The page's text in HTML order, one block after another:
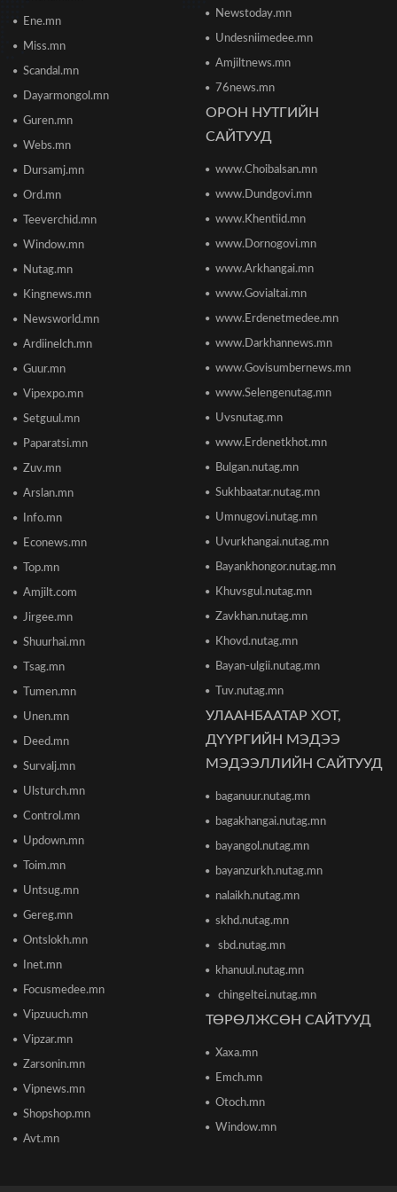
Б.Даваадалай: Уурхайн менежментээс
Сонсголгүй төрийн СОНСГОЛ-2
2026/06/19 10:17
Сонсголгүй төрийн СОНСГОЛ-2
Монгол Улсын дэлхийд өрсөлдөх чадвар 75
ТӨВҮҮДИЙН БАЙРШИЛ
2026/06/17 12:20
Отгонтэнгэр хайрханы тахилгад оролцохоор
ирж буй иргэдийн анхааралд
2026/06/16 15:28
Парламент хар тамхины хэргийн ялын
2026/06/16 15:49
Ши Жиньпин Монголд айлчилна
"The MongolZ" баг IEM Cologne Major-2026
тэмцээнийг гуравдугаар шатнаас өндөрлүүллээ
ТЦА: Согтуугаар автомашин жолоодож долоон
тээврийн хэрэгсэл мөргөсөн этгээдийг
2026/06/16 12:47
өсөлтийн төсөөллөө бууруулжээ
бодлогын хүүгээ өсгөжээ
2026/06/12 15:05
цацаж байгаа тул 10-14 хоног ойд чөлөөт
Улаанбаатар хотын инженер хангамжийн
Ene.mn
Miss.mn
Scandal.mn
Dayarmongol.mn
Guren.mn
Webs.mn
Dursamj.mn
Ord.mn
Teeverchid.mn
Window.mn
Nutag.mn
Kingnews.mn
Newsworld.mn
Ardiinelch.mn
Guur.mn
Vipexpo.mn
Setguul.mn
Paparatsi.mn
Zuv.mn
Arslan.mn
Info.mn
Econews.mn
Top.mn
Amjilt.com
Jirgee.mn
Shuurhai.mn
Tsag.mn
Tumen.mn
Unen.mn
Deed.mn
Survalj.mn
Ulsturch.mn
Control.mn
Updown.mn
Toim.mn
Untsug.mn
Gereg.mn
Ontslokh.mn
Inet.mn
Focusmedee.mn
Vipzuuch.mn
Vipzar.mn
Zarsonin.mn
Vipnews.mn
Shopshop.mn
Avt.mn
Newstoday.mn
Undesniimedee.mn
Amjiltnews.mn
76news.mn
ОРОН НУТГИЙН
САЙТУУД
www.Choibalsan.mn
www.Dundgovi.mn
www.Khentiid.mn
www.Dornogovi.mn
www.Arkhangai.mn
www.Govialtai.mn
www.Erdenetmedee.mn
www.Darkhannews.mn
www.Govisumbernews.mn
www.Selengenutag.mn
Uvsnutag.mn
www.Erdenetkhot.mn
Bulgan.nutag.mn
Sukhbaatar.nutag.mn
Umnugovi.nutag.mn
Uvurkhangai.nutag.mn
Bayankhongor.nutag.mn
Khuvsgul.nutag.mn
Zavkhan.nutag.mn
Khovd.nutag.mn
Bayan-ulgii.nutag.mn
Tuv.nutag.mn
УЛААНБААТАР ХОТ,
ДҮҮРГИЙН МЭДЭЭ
МЭДЭЭЛЛИЙН САЙТУУД
baganuur.nutag.mn
bagakhangai.nutag.mn
bayangol.nutag.mn
bayanzurkh.nutag.mn
nalaikh.nutag.mn
skhd.nutag.mn
sbd.nutag.mn
khanuul.nutag.mn
chingeltei.nutag.mn
ТӨРӨЛЖСӨН САЙТУУД
Xaxa.mn
Emch.mn
Otoch.mn
Window.mn